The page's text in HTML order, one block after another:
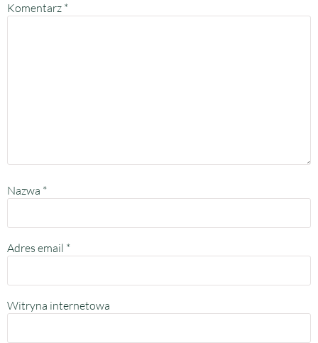
Komentarz *
Nazwa *
Adres email *
Witryna internetowa